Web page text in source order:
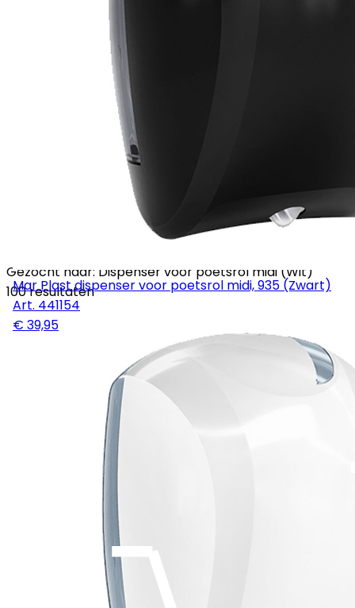
Mar Plast dispenser voor poetsrol midi, 935 (Zwart)
Art. 441154
€ 39,95
Gezocht naar: Dispenser voor poetsrol midi (Wit)
100 resultaten